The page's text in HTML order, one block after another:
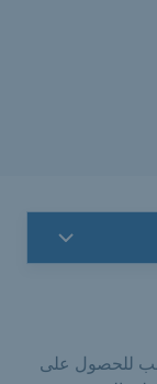
للحصول على